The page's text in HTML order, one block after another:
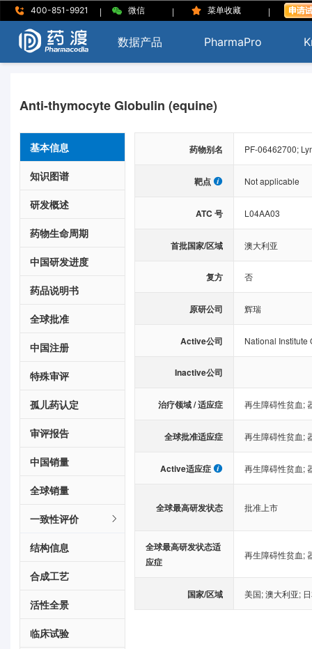
400-851-9921 | 微信 | 菜单收藏 |
数据产品 PharmaPro
Anti-thymocyte Globulin (equine)
基本信息
知识图谱
研发概述
药物生命周期
中国研发进度
药品说明书
全球批准
中国注册
特殊审评
孤儿药认定
审评报告
中国销量
全球销量
一致性评价
结构信息
合成工艺
活性全景
临床试验
药物别名 PF-06462700;
靶点 Not applicable
ATC 号 L04AA03
首批国家/区域 澳大利亚
复方 否
原研公司 辉瑞
Active公司 National Institute
Inactive公司
治疗领域 / 适应症 再生障碍性贫血;
全球批准适应症 再生障碍性贫血;
Active适应症 再生障碍性贫血;
全球最高研发状态 批准上市
全球最高研发状态适
应症
再生障碍性贫血;
国家/区域 美国;澳大利亚;